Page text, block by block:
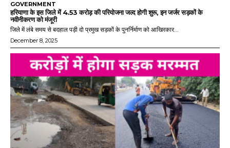
GOVERNMENT
हरियाणा के इस जिले में 4.53 करोड़ की परियोजना जल्द होगी शुरू, इन जर्जर सड़कों के
नवीनीकरण को मंजूरी
जिले में लंबे समय से बदहाल पड़ी दो प्रमुख सड़कों के पुनर्निर्माण को आखिरकार...
December 8, 2025